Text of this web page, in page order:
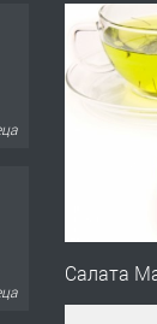
Салата